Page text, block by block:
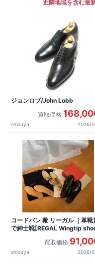
近隣地域を含む最
ジョンロブ/John Lobb
買取価格
shibuya 2026/
コードバン 靴 リーガル ｜革靴
で紳士靴[REGAL Wingtip
買取価格
shibuya 2026/